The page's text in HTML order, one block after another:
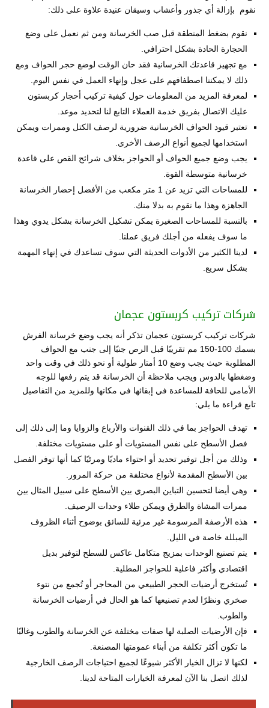
نقوم بإزالة أي جذور وأعشاب وسيقان عنيدة علاوة على ذلك:
نقوم بضغط المنطقة قبل صب الخرسانة ومن ثم نعمل على وضع
الحجارة الحادة بشكل احترافي.
مع تجهيز قاعدتك الخرسانية فقد حان الوقت لوضع حجر الحواف ومع
ذلك لا يمكننا اصطفافهم على عجل وإنهاء العمل في نفس اليوم.
لمعرفة المزيد من المعلومات حول كيفية تركيب أحجار كربستون
عليك الاتصال بفريق خدمة العملاء التابع لنا لتحديد موعد.
تعتبر قيود الحواف الخرسانية ضرورية لرصف الكتل وممرات ويمكن
استخدامها لجميع أنواع الرصف الأخرى.
يجب وضع جميع الحواف أو الحواجز بخلاف شرائح القص على قاعدة
خرسانية متوسطة القوة.
للمساحات التي تزيد عن 1 متر مكعب من الأفضل إحضار الخرسانة
الجاهزة وهذا ما نقوم به بدلا منك.
بالنسبة للمساحات الصغيرة يمكن تشكيل الخرسانة بشكل يدوي وهذا
ما سوف يفعله من أجلك فريق عملنا.
لدينا الكثير من الأدوات الحديثة التي سوف تساعدك في إنهاء المهمة
بشكل سريع.
شركات تركيب كربستون عجمان
شركات تركيب كربستون عجمان تذكر أنه يجب وضع خرسانة الفرش
بسمك 100-150 مم تقريبًا قبل الرص جنبًا إلى جنب مع الحواف
المطلوبة حيث يجب وضع 10 أمتار طولية أو نحو ذلك في وقت واحد
وضغطها بالدوس ويجب ملاحظة أن الخرسانة قد يتم رفعها للوجه
الأمامي للحافة للمساعدة في إبقائها في مكانها وللمزيد من التفاصيل
تابع قراءة ما يلي:
تهدف الحواجز بما في ذلك القنوات والأرباع والزوايا وما إلى ذلك إلى
فصل الأسطح على نفس المستويات أو على مستويات مختلفة.
وذلك من أجل توفير تحديد أو احتواء ماديًا ومرئيًا كما أنها توفر الفصل
بين الأسطح المقدمة لأنواع مختلفة من حركة المرور.
وهي أيضا لتحسين التباين البصري بين الأسطح على سبيل المثال بين
ممرات المشاة والطرق ويمكن طلاء وحدات الرصيف.
هذه الأرصفة المرسومة غير مرئية للسائق بوضوح أثناء الظروف
المبللة خاصة في الليل.
يتم تصنيع الوحدات بمزيج متكامل عاكس للسطح لتوفير بديل
اقتصادي وأكثر فاعلية للحواجز المطلية.
تُستخرج أرضيات الحجر الطبيعي من المحاجر أو تُجمع من نتوء
صخري ونظرًا لعدم تصنيعها كما هو الحال في أرضيات الخرسانة
والطوب.
فإن الأرضيات الصلبة لها صفات مختلفة عن الخرسانة والطوب وغالبًا
ما تكون أكثر تكلفة من أبناء عمومتها المصنعة.
لكنها لا تزال الخيار الأكثر شيوعًا لجميع احتياجات الرصف الخارجية
لذلك اتصل بنا الآن لمعرفة الخيارات المتاحة لدينا.